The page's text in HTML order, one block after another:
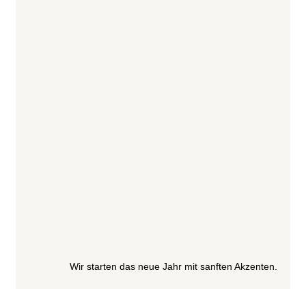
Wir starten das neue Jahr mit sanften Akzenten.